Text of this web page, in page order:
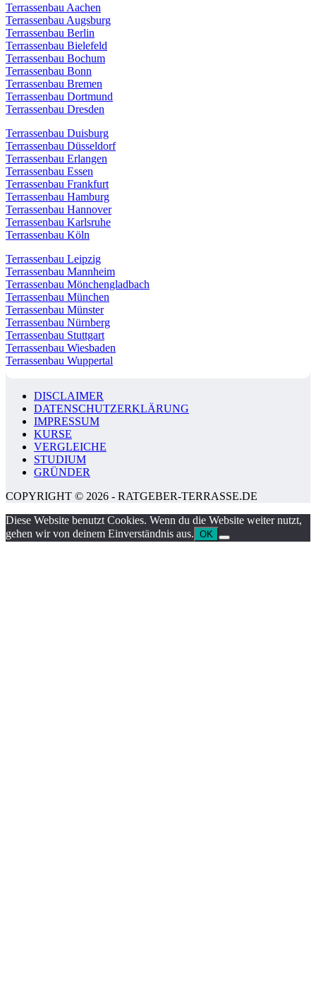
Terrassenbau Aachen
Terrassenbau Augsburg
Terrassenbau Berlin
Terrassenbau Bielefeld
Terrassenbau Bochum
Terrassenbau Bonn
Terrassenbau Bremen
Terrassenbau Dortmund
Terrassenbau Dresden
Terrassenbau Duisburg
Terrassenbau Düsseldorf
Terrassenbau Erlangen
Terrassenbau Essen
Terrassenbau Frankfurt
Terrassenbau Hamburg
Terrassenbau Hannover
Terrassenbau Karlsruhe
Terrassenbau Köln
Terrassenbau Leipzig
Terrassenbau Mannheim
Terrassenbau Mönchengladbach
Terrassenbau München
Terrassenbau Münster
Terrassenbau Nürnberg
Terrassenbau Stuttgart
Terrassenbau Wiesbaden
Terrassenbau Wuppertal
DISCLAIMER
DATENSCHUTZERKLÄRUNG
IMPRESSUM
KURSE
VERGLEICHE
STUDIUM
GRÜNDER
COPYRIGHT © 2026 - RATGEBER-TERRASSE.DE
Diese Website benutzt Cookies. Wenn du die Website weiter nutzt,
gehen wir von deinem Einverständnis aus. OK